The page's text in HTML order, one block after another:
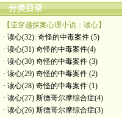
分类目录
【逆穿越探案心理小说：读心】
· 读心(32): 奇怪的中毒案件 (5)
· 读心(31) 奇怪的中毒案件(4)
· 读心(30) 奇怪的中毒案件 (3)
· 读心(29) 奇怪的中毒案件 (2)
· 读心(28) 奇怪的中毒案件 (1)
· 读心(27) 斯德哥尔摩综合症(4)
· 读心(26) 斯德哥尔摩综合症(3)